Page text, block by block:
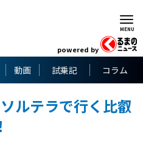
powered by
動画 試乗記 コラム
ソルテラで行く比叡